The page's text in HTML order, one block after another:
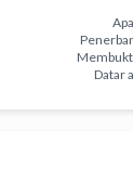
Datar